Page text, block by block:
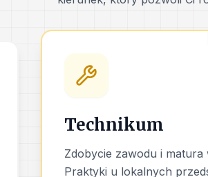
Technikum
Zdobycie zawodu i matura
Praktyki u lokalnych